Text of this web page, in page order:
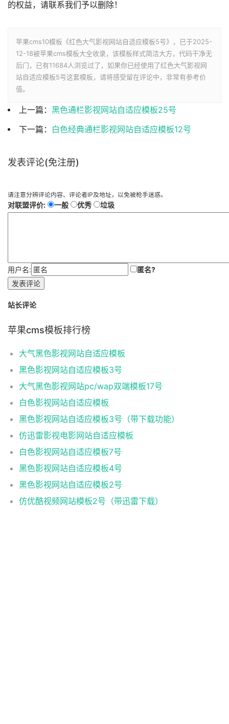
的权益，请联系我们予以删除！
苹果cms10模板《红色大气影视网站自适应模板5号》，已于2025-
12-18被苹果cms模板大全收录，该模板样式简洁大方，代码干净无
后门，已有11684人浏览过了，如果你已经使用了红色大气影视网
站自适应模板5号这套模板，请将感受留在评论中，非常有参考价
值。
上一篇： 黑色通栏影视网站自适应模板25号
下一篇：
白色经典通栏影视网站自适应模板12号
发表评论(免注册)
请注意分辨评论内容、评论者IP及地址，以免被枪手迷惑。
对联盟评价: 一般 优秀 垃圾
用户名:
匿名?
发表评论
站长评论
苹果cms模板排行榜
大气黑色影视网站自适应模板
黑色影视网站自适应模板3号
大气黑色影视网站pc/wap双端模板17号
白色影视网站自适应模板
黑色影视网站自适应模板3号（带下载功能）
仿迅雷影视电影网站自适应模板
白色影视网站自适应模板7号
黑色影视网站自适应模板4号
黑色影视网站自适应模板2号
仿优酷视频网站模板2号（带迅雷下载）